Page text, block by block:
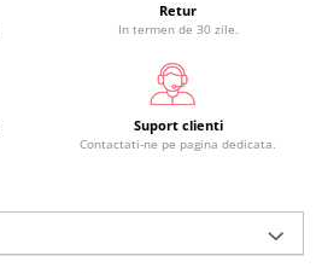
Retur
In termen de 30 zile.
Suport clienti
Contactati-ne pe pagina dedicata.